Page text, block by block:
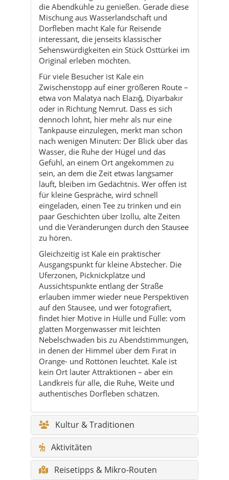
die Abendkühle zu genießen. Gerade diese
Mischung aus Wasserlandschaft und
Dorfleben macht Kale für Reisende
interessant, die jenseits klassischer
Sehenswürdigkeiten ein Stück Osttürkei im
Original erleben möchten.
Für viele Besucher ist Kale ein
Zwischenstopp auf einer größeren Route –
etwa von Malatya nach Elazığ, Diyarbakır
oder in Richtung Nemrut. Dass es sich
dennoch lohnt, hier mehr als nur eine
Tankpause einzulegen, merkt man schon
nach wenigen Minuten: Der Blick über das
Wasser, die Ruhe der Hügel und das
Gefühl, an einem Ort angekommen zu
sein, an dem die Zeit etwas langsamer
läuft, bleiben im Gedächtnis. Wer offen ist
für kleine Gespräche, wird schnell
eingeladen, einen Tee zu trinken und ein
paar Geschichten über Izollu, alte Zeiten
und die Veränderungen durch den Stausee
zu hören.
Gleichzeitig ist Kale ein praktischer
Ausgangspunkt für kleine Abstecher. Die
Uferzonen, Picknickplätze und
Aussichtspunkte entlang der Straße
erlauben immer wieder neue Perspektiven
auf den Stausee, und wer fotografiert,
findet hier Motive in Hülle und Fülle: vom
glatten Morgenwasser mit leichten
Nebelschwaden bis zu Abendstimmungen,
in denen der Himmel über dem Fırat in
Orange- und Rottönen leuchtet. Kale ist
kein Ort lauter Attraktionen – aber ein
Landkreis für alle, die Ruhe, Weite und
authentisches Dorfleben schätzen.
Kultur & Traditionen
Aktivitäten
Reisetipps & Mikro-Routen